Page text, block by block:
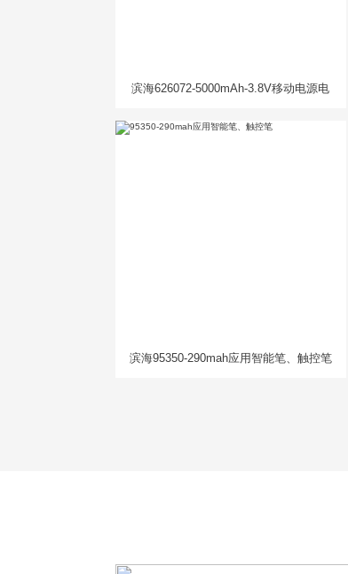
滨海626072-5000mAh-3.8V移动电源电
滨海95350-290mah应用智能笔、触控笔